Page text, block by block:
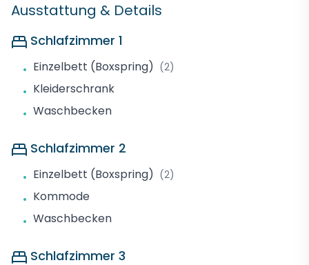
Ausstattung & Details
Schlafzimmer 1
• Einzelbett (Boxspring) (2)
• Kleiderschrank
• Waschbecken
Schlafzimmer 2
• Einzelbett (Boxspring) (2)
• Kommode
• Waschbecken
Schlafzimmer 3